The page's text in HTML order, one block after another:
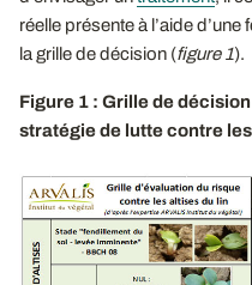
réelle présente à l’aide
la grille de décision (figure 1).
Figure 1 : Grille de
stratégie de lutte contre